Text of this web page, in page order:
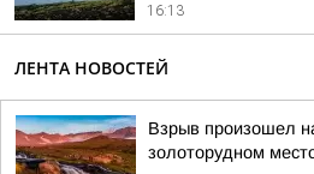
16:13
ЛЕНТА НОВОСТЕЙ
Взрыв произошел
золоторудном